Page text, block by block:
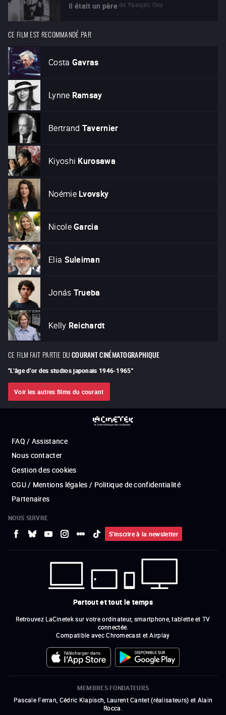
Il était un père de Yasujirō Ozu
CE FILM EST RECOMMANDÉ PAR
Costa Gavras
Lynne Ramsay
Bertrand Tavernier
Kiyoshi Kurosawa
Noémie Lvovsky
NicoleGarcia
Elia Suleiman
Jonás Trueba
Kelly Reichardt
CE FILM FAIT PARTIE DUCOURANT CINÉMATOGRAPHIQUE
"L’âge d’or des studios japonais 1946-1965"
Voir les autres films du courant
FAQ / Assistance
Nous contacter
Gestion des cookies
CGU / Mentions légales / Politique de confidentialité
Partenaires
NOUS SUIVRE
S'inscrire à la newsletter
Partout et tout le temps
Retrouvez LaCinetek sur votre ordinateur, smartphone, tablette et TV
connectée.
Compatible avec Chromecast et Airplay
MEMBRES FONDATEURS
Pascale Ferran, Cédric Klapisch, Laurent Cantet (réalisateurs) et Alain
Rocca.